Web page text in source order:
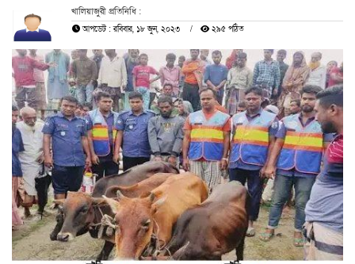
খালিয়াজুরী প্রতিনিধি :
আপডেট : রবিবার, ১৮ জুন, ২০২৩ ২৯৫ পঠিত